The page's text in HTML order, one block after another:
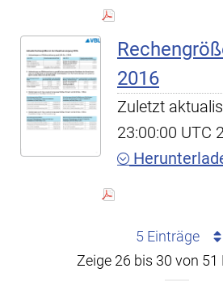
2016
Zuletzt
23:00:00 UTC
5 Einträge
Zeige 26 bis 30 von 51